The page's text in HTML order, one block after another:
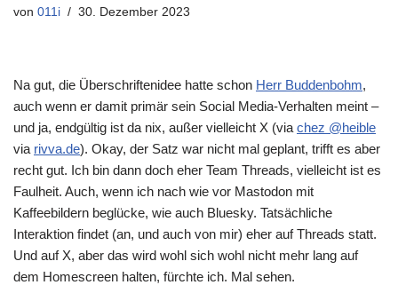
von 011i 30. Dezember 2023
Na gut, die Überschriftenidee hatte schon Herr Buddenbohm,
auch wenn er damit primär sein Social Media-Verhalten meint –
und ja, endgültig ist da nix, außer vielleicht X (via chez @heible
via rivva.de). Okay, der Satz war nicht mal geplant, trifft es aber
recht gut. Ich bin dann doch eher Team Threads, vielleicht ist es
Faulheit. Auch, wenn ich nach wie vor Mastodon mit
Kaffeebildern beglücke, wie auch Bluesky. Tatsächliche
Interaktion findet (an, und auch von mir) eher auf Threads statt.
Und auf X, aber das wird wohl sich wohl nicht mehr lang auf
dem Homescreen halten, fürchte ich. Mal sehen.